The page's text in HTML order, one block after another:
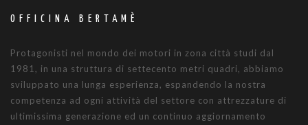
OFFICINA BERTAMÈ
Protagonisti nel mondo dei motori in zona città studi dal
1981, in una struttura di settecento metri quadri, abbiamo
sviluppato una lunga esperienza, espandendo la nostra
competenza ad ogni attività del settore con attrezzature di
ultimissima generazione ed un continuo aggiornamento